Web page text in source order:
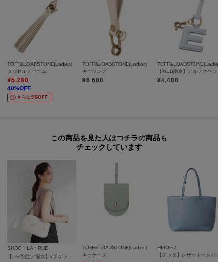
TOFF&LOADSTONE(Ladies)
タッセルチャーム
¥5,280
40%OFF
さらに5%OFF
TOFF&LOADSTONE(Ladies)
キーリング
¥6,600 ¥4,400
この商品を見た人はコチラの商品も
チェックしています
SHOO・LA・RUE
【Lee別注／撥水】7ポケットショルダーバッグ
TOFF&LOADSTONE(Ladies)
キーケース
HIROFU